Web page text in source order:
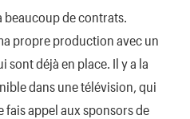
beaucoup de contrats.
propre production avec un
sont déjà en place. Il y a la
dans une télévision, qui
appel aux sponsors de